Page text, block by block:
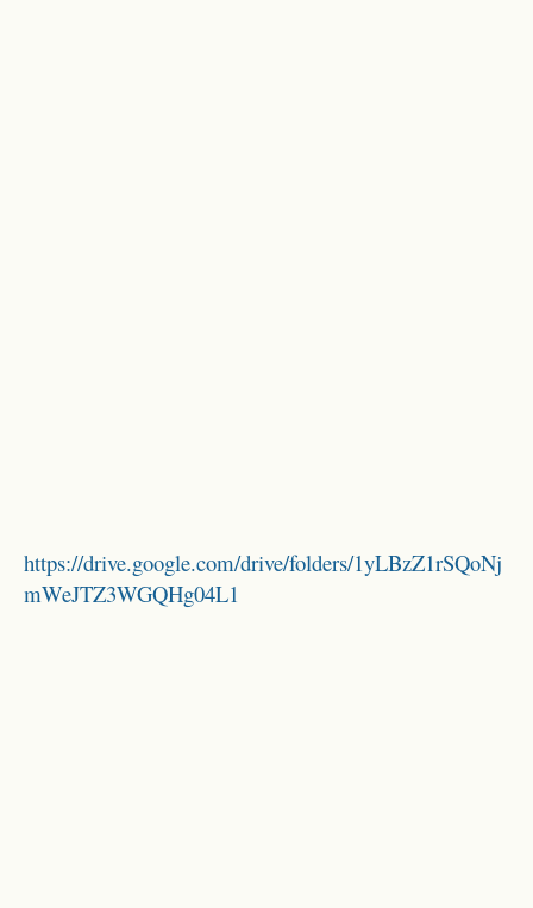
https://drive.google.com/drive/folders/1yLBzZ1rSQoNj
mWeJTZ3WGQHg04L1